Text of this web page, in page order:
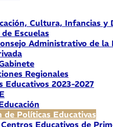
Cultura, Infancias y
Escuelas
Administrativo de la
Regionales
Educativos 2023-2027
de Políticas Educativas
Educativos de